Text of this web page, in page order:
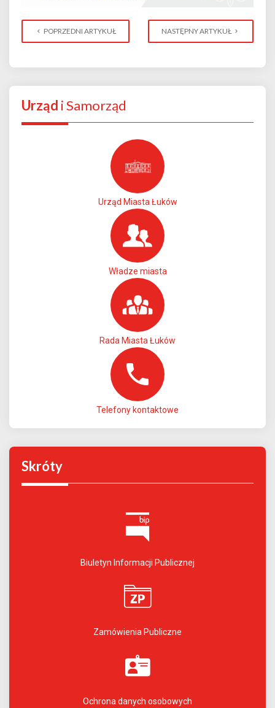
POPRZEDNI ARTYKUŁ NASTĘPNY ARTYKUŁ
Urząd i Samorząd
Urząd Miasta Łuków
Władze miasta
Rada Miasta Łuków
Telefony kontaktowe
Skróty
Biuletyn Informacji Publicznej
Zamówienia Publiczne
Ochrona danych osobowych